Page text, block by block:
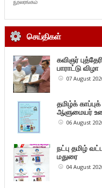
நூலரங்கம்
செய்திகள்
கவிஞர்
பாராட்டு விழா
07 August
தமிழ்க்
ஆளுமையர்
06 August
நட்பு தமிழ்
மதுரை
04 August